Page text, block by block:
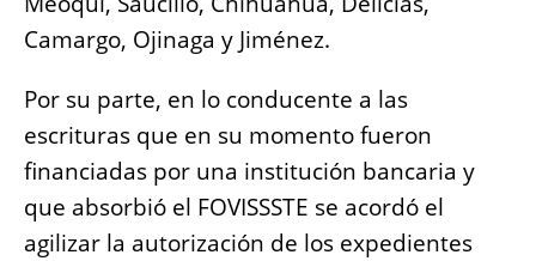
Camargo, Ojinaga y Jiménez.
Por su parte, en lo conducente a las
escrituras que en su momento fueron
financiadas por una institución bancaria y
que absorbió el FOVISSSTE se acordó el
agilizar la autorización de los expedientes